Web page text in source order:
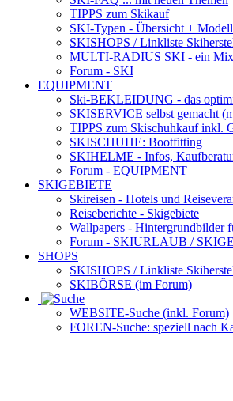
TIPPS zum Skikauf
SKI-Typen - Übersicht +
SKISHOPS / Linkliste
MULTI-RADIUS SKI - ein
Forum - SKI
EQUIPMENT
Ski-BEKLEIDUNG - das
SKISERVICE selbst gemacht
TIPPS zum Skischuhkaufinkl.
SKISCHUHE: Bootfitting
SKIHELME - Infos,
Forum - EQUIPMENT
SKIGEBIETE
Skireisen - Hotels und
Reiseberichte - Skigebiete
Wallpapers - Hintergrundbilder
Forum - SKIURLAUB /
SHOPS
SKISHOPS / Linkliste
SKIBÖRSE (im Forum)
WEBSITE-Suche (inkl. Forum)
FOREN-Suche: speziell nach